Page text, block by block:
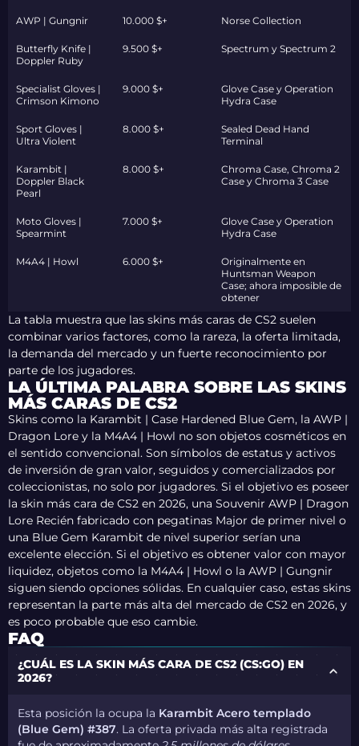
AWP | Gungnir 10.000 $+ Norse Collection
Butterfly Knife |
Doppler Ruby
9.500 $+ Spectrum y Spectrum 2
Specialist Gloves |
Crimson Kimono
9.000 $+
Glove Case y Operation
Hydra Case
Sport Gloves |
Ultra Violent
8.000 $+
Sealed Dead Hand
Terminal
Karambit |
Doppler Black
Pearl
8.000 $+
Chroma Case, Chroma 2
Case y Chroma 3 Case
Moto Gloves |
Spearmint
7.000 $+
Glove Case y Operation
Hydra Case
M4A4 | Howl 6.000 $+
Originalmente en
Huntsman Weapon
Case; ahora imposible de
obtener
La tabla muestra que las skins más caras de CS2 suelen
combinar varios factores, como la rareza, la oferta limitada,
la demanda del mercado y un fuerte reconocimiento por
parte de los jugadores.
LA ÚLTIMA PALABRA SOBRE LAS SKINS
MÁS CARAS DE CS2
Skins como la Karambit | Case Hardened Blue Gem, la AWP |
Dragon Lore y la M4A4 | Howl no son objetos cosméticos en
el sentido convencional. Son símbolos de estatus y activos
de inversión de gran valor, seguidos y comercializados por
coleccionistas, no solo por jugadores. Si el objetivo es poseer
la skin más cara de CS2 en 2026, una Souvenir AWP | Dragon
Lore Recién fabricado con pegatinas Major de primer nivel o
una Blue Gem Karambit de nivel superior serían una
excelente elección. Si el objetivo es obtener valor con mayor
liquidez, objetos como la M4A4 | Howl o la AWP | Gungnir
siguen siendo opciones sólidas. En cualquier caso, estas skins
representan la parte más alta del mercado de CS2 en 2026, y
es poco probable que eso cambie.
FAQ
¿CUÁL ES LA SKIN MÁS CARA DE CS2 (CS:GO) EN
2026?
Esta posición la ocupa la Karambit Acero templado
(Blue Gem) #387. La oferta privada más alta registrada